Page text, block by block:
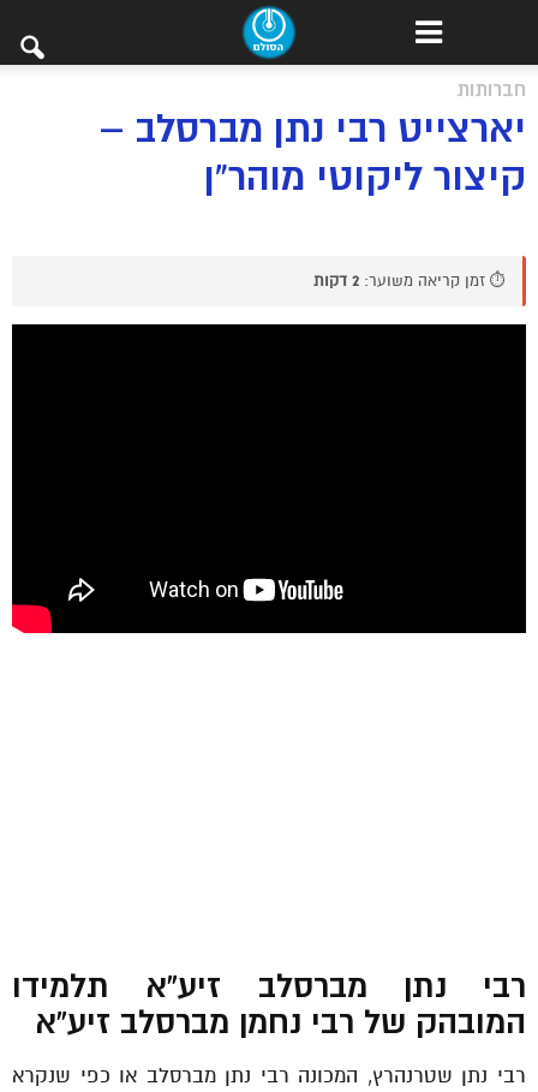
חברותות
יארצייט רבי נתן מברסלב –
קיצור ליקוטי מוהר”ן
⏱️ זמן קריאה משוער: 2 דקות
רבי נתן מברסלב זיע”א תלמידו
המובהק של רבי נחמן מברסלב זיע”א
רבי נתן שטרנהרץ, המכונה רבי נתן מברסלב או כפי שנקרא